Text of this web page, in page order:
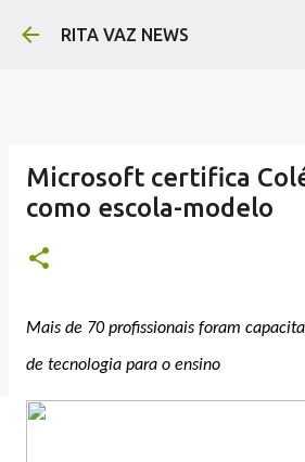
RITA VAZ NEWS
Microsoft certifica
como escola-modelo
Mais de 70 profissionais foram
de tecnologia para o ensino